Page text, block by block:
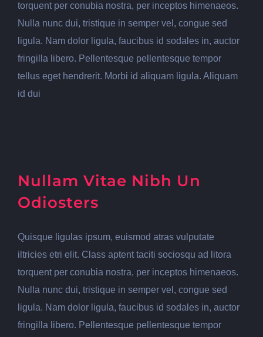
torquent per conubia nostra, per inceptos himenaeos.
Nulla nunc dui, tristique in semper vel, congue sed
ligula. Nam dolor ligula, faucibus id sodales in, auctor
fringilla libero. Pellentesque pellentesque tempor
tellus eget hendrerit. Morbi id aliquam ligula. Aliquam
id dui
Nullam Vitae Nibh Un
Odiosters
Quisque ligulas ipsum, euismod atras vulputate
iltricies etri elit. Class aptent taciti sociosqu ad litora
torquent per conubia nostra, per inceptos himenaeos.
Nulla nunc dui, tristique in semper vel, congue sed
ligula. Nam dolor ligula, faucibus id sodales in, auctor
fringilla libero. Pellentesque pellentesque tempor